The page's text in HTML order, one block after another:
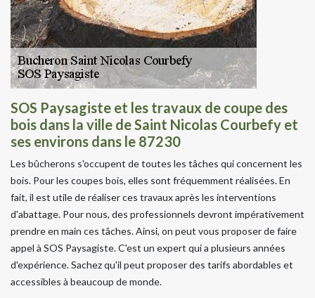
SOS Paysagiste et les travaux de coupe des
bois dans la ville de Saint Nicolas Courbefy et
ses environs dans le 87230
Les bûcherons s'occupent de toutes les tâches qui concernent les
bois. Pour les coupes bois, elles sont fréquemment réalisées. En
fait, il est utile de réaliser ces travaux après les interventions
d'abattage. Pour nous, des professionnels devront impérativement
prendre en main ces tâches. Ainsi, on peut vous proposer de faire
appel à SOS Paysagiste. C'est un expert qui a plusieurs années
d'expérience. Sachez qu'il peut proposer des tarifs abordables et
accessibles à beaucoup de monde.